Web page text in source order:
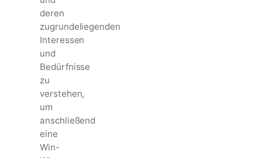
deren
zugrundeliegenden
Interessen
und
Bedürfnisse
zu
verstehen,
um
anschließend
eine
Win-